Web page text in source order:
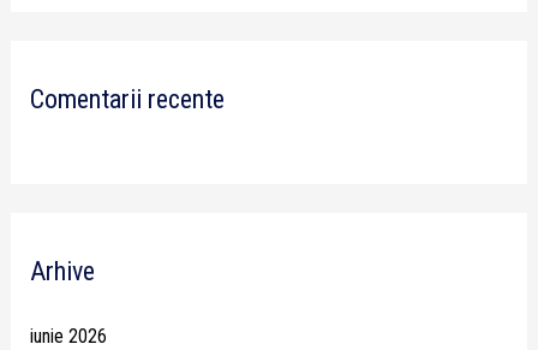
Comentarii recente
Arhive
iunie 2026